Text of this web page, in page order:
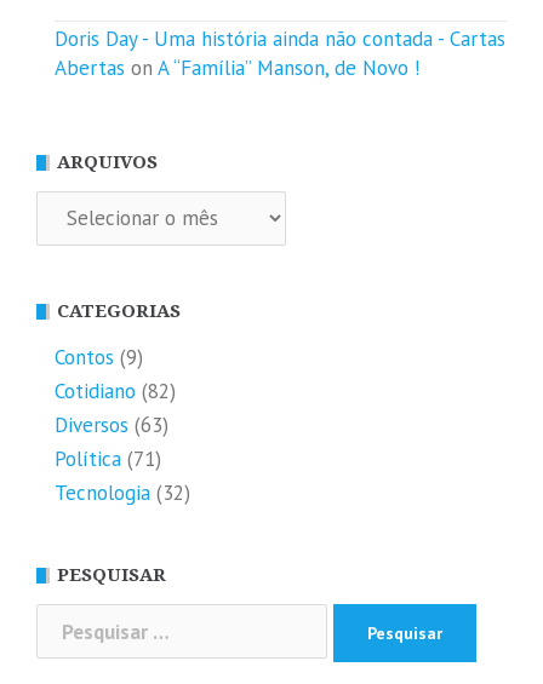
Doris Day - Uma história ainda não contada - Cartas
Abertas on A “Família” Manson, de Novo !
ARQUIVOS
Arquivos
CATEGORIAS
Contos (9)
Cotidiano (82)
Diversos (63)
Política (71)
Tecnologia (32)
PESQUISAR
por: